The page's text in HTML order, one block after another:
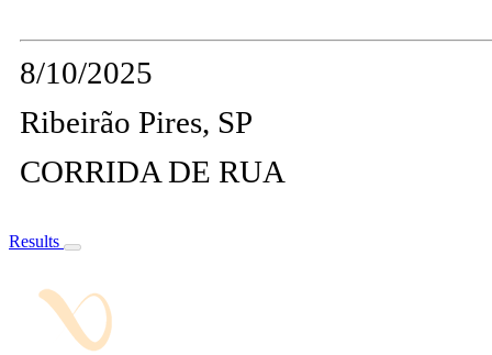
8/10/2025
Ribeirão Pires, SP
CORRIDA DE RUA
Results